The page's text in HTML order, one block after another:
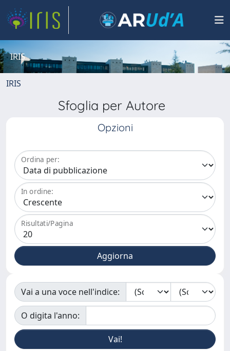
IRIS
IRIS
Sfoglia per Autore
Opzioni
Ordina per:
In ordine:
Risultati/Pagina
Vai a una voce nell'indice:
O digita l'anno: